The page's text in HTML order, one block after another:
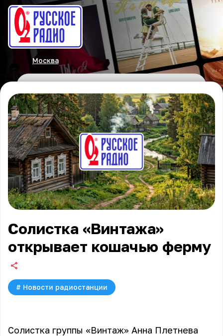
Москва
Солистка «Винтажа»
открывает кошачью ферму
# Новости радиостанции
Солистка группы «Винтаж» Анна Плетнева